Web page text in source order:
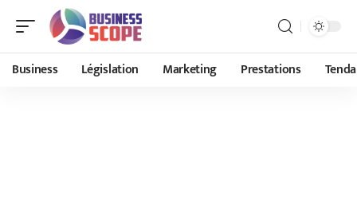
Business Législation Marketing Prestations